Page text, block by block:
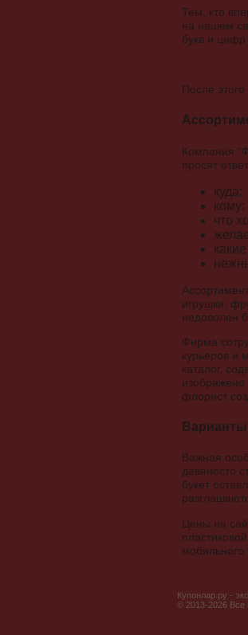
Тем, кто
на нашем
букв и
После
Компания
просят
куда;
кому;
что
игрушки,
недоволен
Фирма
курьеров и
каталог,
изображено
флорист
Важная
девяносто
букет
Цены на
Купонлар.ру -
© 2013-2026 Все